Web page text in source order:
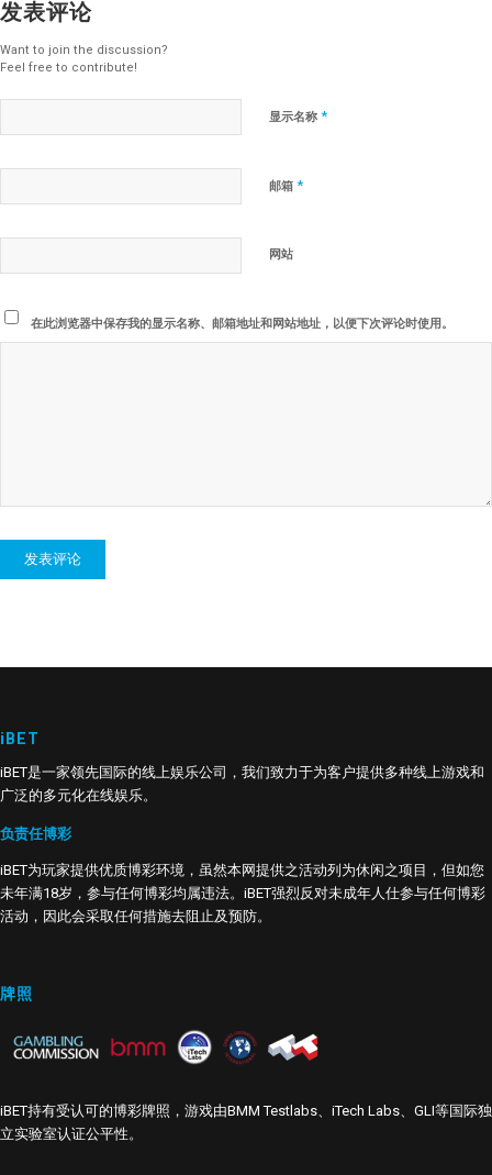
发表评论
Want to join the discussion?
Feel free to contribute!
显示名称 *
邮箱 *
网站
在此浏览器中保存我的显示名称、邮箱地址和网站地址，以便下次评论时使用。
iBET
iBET是一家领先国际的线上娱乐公司，我们致力于为客户提供多种线上游戏和
广泛的多元化在线娱乐。
负责任博彩
iBET为玩家提供优质博彩环境，虽然本网提供之活动列为休闲之项目，但如您
未年满18岁，参与任何博彩均属违法。iBET强烈反对未成年人仕参与任何博彩
活动，因此会采取任何措施去阻止及预防。
牌照
iBET持有受认可的博彩牌照，游戏由BMM Testlabs、iTech Labs、GLI等国际独
立实验室认证公平性。